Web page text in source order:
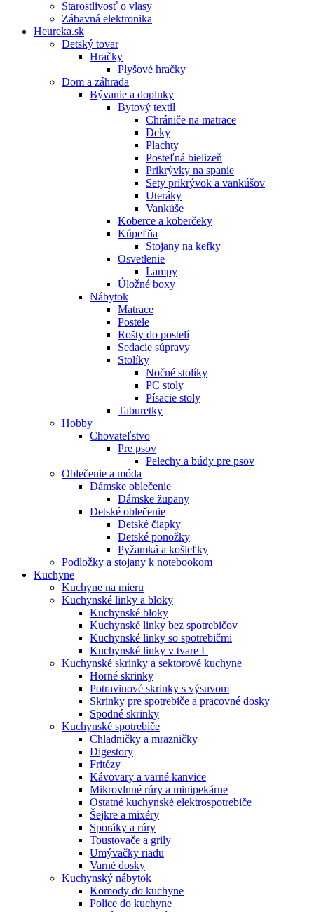
Starostlivosť o vlasy
Zábavná elektronika
Heureka.sk
Detský tovar
Hračky
Plyšové hračky
Dom a záhrada
Bývanie a doplnky
Bytový textil
Chrániče na matrace
Deky
Plachty
Posteľná bielizeň
Prikrývky na spanie
Sety prikrývok a vankúšov
Uteráky
Vankúše
Koberce a koberčeky
Kúpeľňa
Stojany na kefky
Osvetlenie
Lampy
Úložné boxy
Nábytok
Matrace
Postele
Rošty do postelí
Sedacie súpravy
Stolíky
Nočné stolíky
PC stoly
Písacie stoly
Taburetky
Hobby
Chovateľstvo
Pre psov
Pelechy a búdy pre psov
Oblečenie a móda
Dámske oblečenie
Dámske župany
Detské oblečenie
Detské čiapky
Detské ponožky
Pyžamká a košieľky
Podložky a stojany k notebookom
Kuchyne
Kuchyne na mieru
Kuchynské linky a bloky
Kuchynské bloky
Kuchynské linky bez spotrebičov
Kuchynské linky so spotrebičmi
Kuchynské linky v tvare L
Kuchynské skrinky a sektorové kuchyne
Horné skrinky
Potravinové skrinky s výsuvom
Skrinky pre spotrebiče a pracovné dosky
Spodné skrinky
Kuchynské spotrebiče
Chladničky a mrazničky
Digestory
Fritézy
Kávovary a varné kanvice
Mikrovlnné rúry a minipekárne
Ostatné kuchynské elektrospotrebiče
Šejkre a mixéry
Sporáky a rúry
Toustovače a grily
Umývačky riadu
Varné dosky
Kuchynský nábytok
Komody do kuchyne
Police do kuchyne